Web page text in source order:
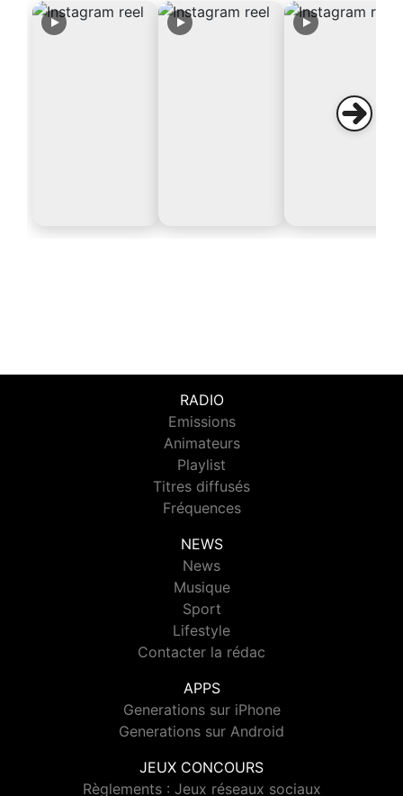
RADIO
Emissions
Animateurs
Playlist
Titres diffusés
Fréquences
NEWS
News
Musique
Sport
Lifestyle
Contacter la rédac
APPS
Generations sur iPhone
Generations sur Android
JEUX CONCOURS
Règlements : Jeux réseaux sociaux